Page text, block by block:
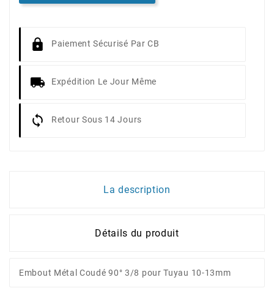
Paiement Sécurisé Par CB
Expédition Le Jour Même
Retour Sous 14 Jours
La description
Détails du produit
Embout Métal Coudé 90° 3/8 pour Tuyau 10-13mm